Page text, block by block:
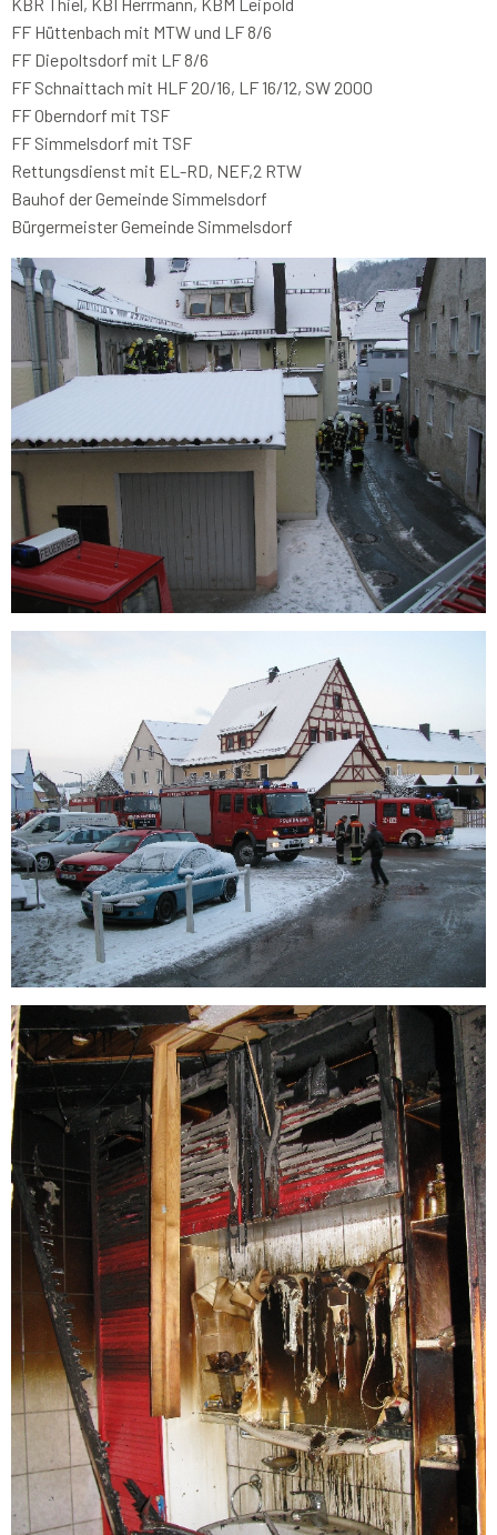
FF Hüttenbach mit MTW und LF 8/6
FF Diepoltsdorf mit LF 8/6
FF Schnaittach mit HLF 20/16, LF 16/12, SW 2000
FF Oberndorf mit TSF
FF Simmelsdorf mit TSF
Rettungsdienst mit EL-RD, NEF,2 RTW
Bauhof der Gemeinde Simmelsdorf
Bürgermeister Gemeinde Simmelsdorf